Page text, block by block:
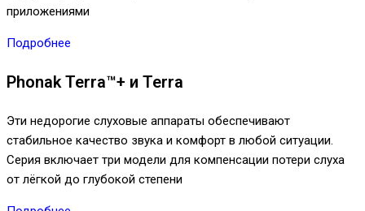
приложениями
Подробнее
Phonak Terra™+ и Terra
Эти недорогие слуховые аппараты обеспечивают
стабильное качество звука и комфорт в любой ситуации.
Серия включает три модели для компенсации потери слуха
от лёгкой до глубокой степени